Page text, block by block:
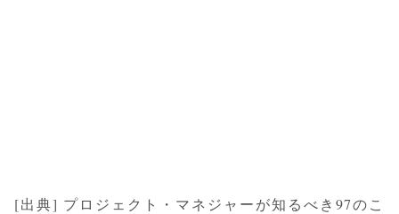
[出典] プロジェクト・マネジャーが知るべき97のこ